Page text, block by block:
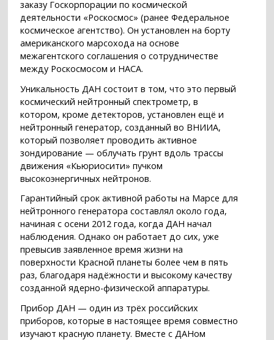
заказу Госкорпорации по космической
деятельности «Роскосмос» (ранее Федеральное
космическое агентство). Он установлен на борту
американского марсохода на основе
межагентского соглашения о сотрудничестве
между Роскосмосом и НАСА.
Уникальность ДАН состоит в том, что это первый
космический нейтронный спектрометр, в
котором, кроме детекторов, установлен ещё и
нейтронный генератор, созданный во ВНИИА,
который позволяет проводить активное
зондирование — облучать грунт вдоль трассы
движения «Кьюриосити» пучком
высокоэнергичных нейтронов.
Гарантийный срок активной работы на Марсе для
нейтронного генератора составлял около года,
начиная с осени 2012 года, когда ДАН начал
наблюдения. Однако он работает до сих, уже
превысив заявленное время жизни на
поверхности Красной планеты более чем в пять
раз, благодаря надёжности и высокому качеству
созданной ядерно-физической аппаратуры.
Прибор ДАН — один из трёх российских
приборов, которые в настоящее время совместно
изучают красную планету. Вместе с ДАНом